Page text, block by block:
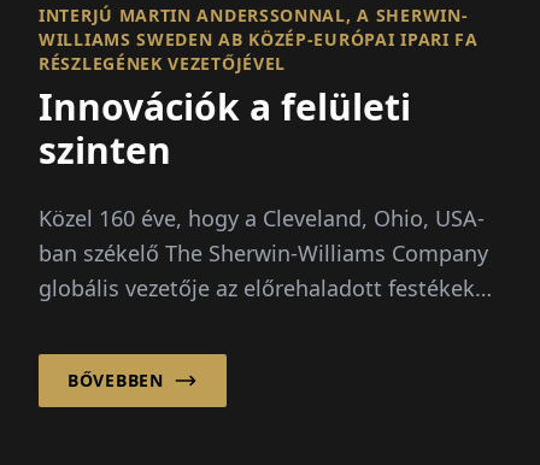
INTERJÚ MARTIN ANDERSSONNAL, A SHERWIN-
WILLIAMS SWEDEN AB KÖZÉP-EURÓPAI IPARI FA
RÉSZLEGÉNEK VEZETŐJÉVEL
Innovációk a felületi
szinten
Közel 160 éve, hogy a Cleveland, Ohio, USA-
ban székelő The Sherwin-Williams Company
globális vezetője az előrehaladott festékek
BŐVEBBEN